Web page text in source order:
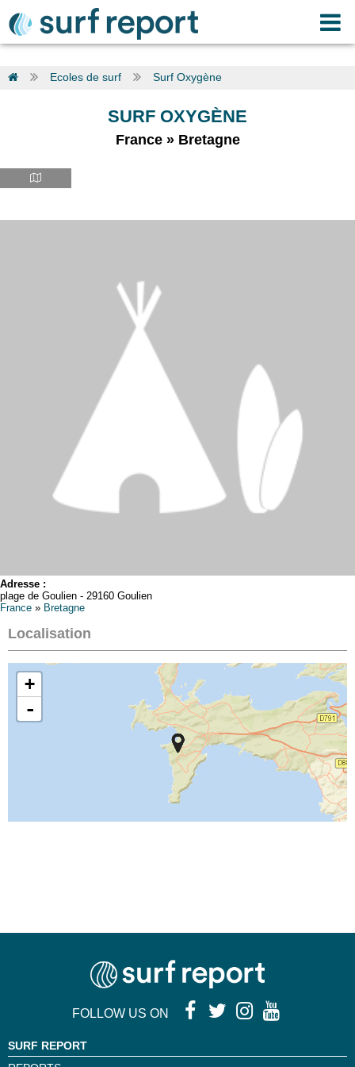
Ecoles de surf Surf Oxygène
SURF OXYGÈNE
France» Bretagne
Adresse :
plage de Goulien - 29160 Goulien
France » Bretagne
Localisation
+
-
FOLLOW US ON
SURF REPORT